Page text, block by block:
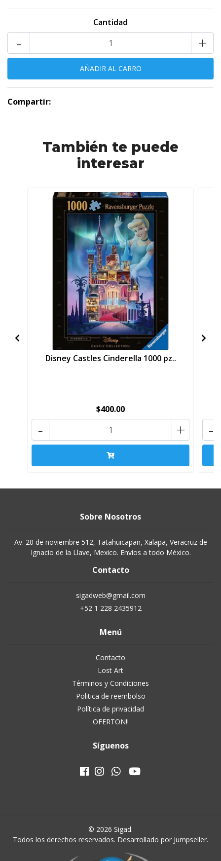
Cantidad
+
-
Compartir:
También te puede
interesar
Disney Castles Cinderella 1000 pz..
$400.00
+
- -
Sobre Nosotros
Av. 20 de noviembre 512, Tatahuicapan, Xalapa, Veracruz de
Ignacio de la Llave, Mexico. Envíos a todo México.
Contacto
sigadweb@gmail.com
+52 1 228 2435912
Menú
Contacto
Lost Art
Términos y Condiciones
Politica de reembolso
Política de privacidad
OFERTON!!
Síguenos
© 2026 Sigad.
Todos los derechos reservados. Desarrollado por Jumpseller.